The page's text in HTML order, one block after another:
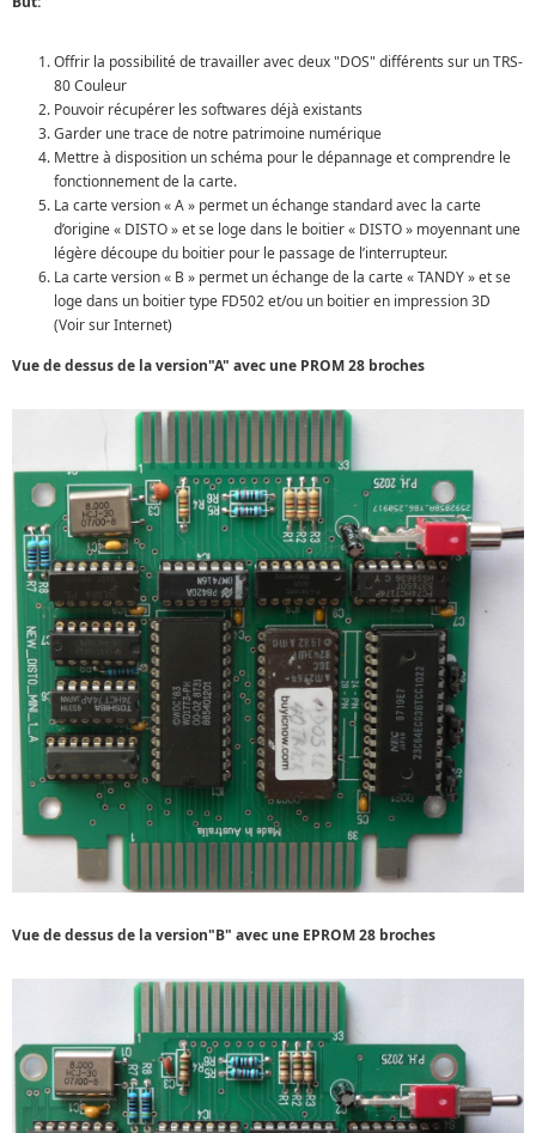
Offrir la possibilité de travailler avec deux "DOS" différents sur un TRS-
80 Couleur
Pouvoir récupérer les softwares déjà existants
Garder une trace de notre patrimoine numérique
Mettre à disposition un schéma pour le dépannage et comprendre le
fonctionnement de la carte.
La carte version « A » permet un échange standard avec la carte
d’origine « DISTO » et se loge dans le boitier « DISTO » moyennant une
légère découpe du boitier pour le passage de l’interrupteur.
La carte version « B » permet un échange de la carte « TANDY » et se
loge dans un boitier type FD502 et/ou un boitier en impression 3D
(Voir sur Internet)
Vue de dessus de la version"A" avec une PROM 28 broches
Vue de dessus de la version"B" avec une EPROM 28 broches